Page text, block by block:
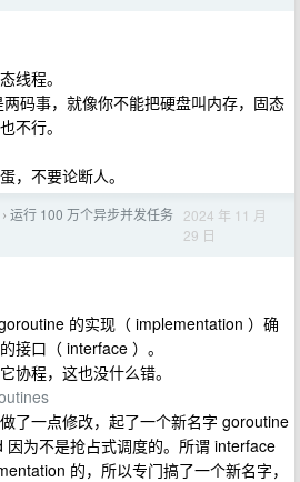
线程。
码事，就像你不能把硬盘叫内存，固态
不行。
，不要论断人。
› 运行 100 万个异步并发任务 2024 年 11 月
29 日
的实现（ implementation ）确
接口（ interface ）。
协程，这也没什么错。
了一点修改，起了一个新名字 goroutine
为不是抢占式调度的。所谓 interface
的，所以专门搞了一个新名字，